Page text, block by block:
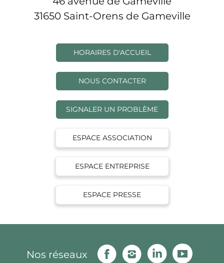
31650 Saint-Orens de Gameville
HORAIRES D'ACCUEIL
NOUS CONTACTER
SIGNALER UN PROBLÈME
ESPACE ASSOCIATION
ESPACE ENTREPRISE
ESPACE PRESSE
Nos réseaux
FacebookInstagramLinkedin